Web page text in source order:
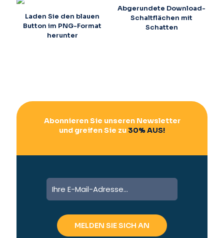
Laden Sie den blauen
Button im PNG-Format
herunter
Abgerundete Download-
Schaltflächen mit
Schatten
Abonnieren Sie unseren Newsletter
und greifen Sie zu 30% AUS!